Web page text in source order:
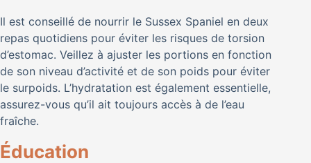
Il est conseillé de nourrir le Sussex Spaniel en deux
repas quotidiens pour éviter les risques de torsion
d’estomac. Veillez à ajuster les portions en fonction
de son niveau d’activité et de son poids pour éviter
le surpoids. L’hydratation est également essentielle,
assurez-vous qu’il ait toujours accès à de l’eau
fraîche.
Éducation